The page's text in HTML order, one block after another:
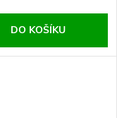
DO KOŠÍKU